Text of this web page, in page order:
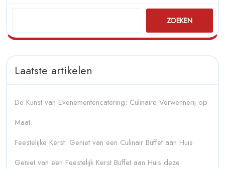
ZOEKEN
Laatste artikelen
De Kunst van Evenementencatering: Culinaire Verwennerij op
Maat
Feestelijke Kerst: Geniet van een Culinair Buffet aan Huis
Geniet van een Feestelijk Kerst Buffet aan Huis deze